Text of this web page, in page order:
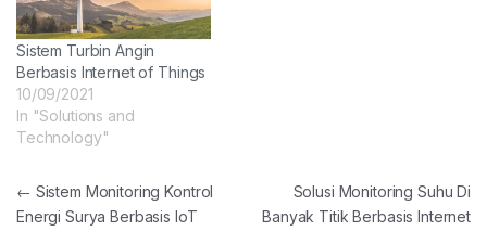
Sistem Turbin Angin
Berbasis Internet of Things
10/09/2021
In "Solutions and
Technology"
Post navigation
← Sistem Monitoring Kontrol
Energi Surya Berbasis IoT
Solusi Monitoring Suhu Di
Banyak Titik Berbasis Internet